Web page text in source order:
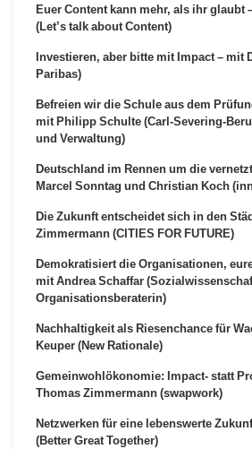
Euer Content kann mehr, als ihr glaubt
(Let’s talk about Content)
Investieren, aber bitte mit Impact – mit
Paribas)
Befreien wir die Schule aus dem
mit Philipp Schulte (Carl-Severing-
und Verwaltung)
Deutschland im Rennen um die
Marcel Sonntag und Christian Koch
Die Zukunft entscheidet sich in den
Zimmermann (CITIES FOR FUTURE)
Demokratisiert die Organisationen,
mit Andrea Schaffar
Organisationsberaterin)
Nachhaltigkeit als Riesenchance für
Keuper (New Rationale)
Gemeinwohlökonomie: Impact- statt
Thomas Zimmermann (swapwork)
Netzwerken für eine lebenswerte
(Better Great Together)